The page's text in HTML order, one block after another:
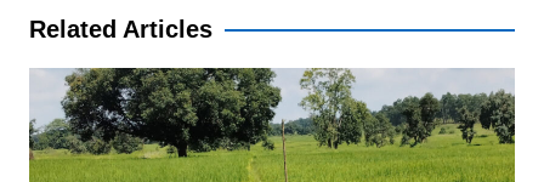
Related Articles